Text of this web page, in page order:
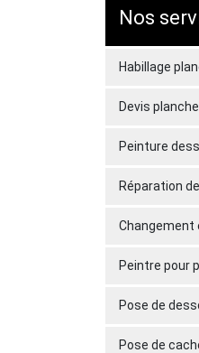
Nos
Habillage
Devis
Peinture
Réparation
Changement
Peintre pour
Pose de
Pose de